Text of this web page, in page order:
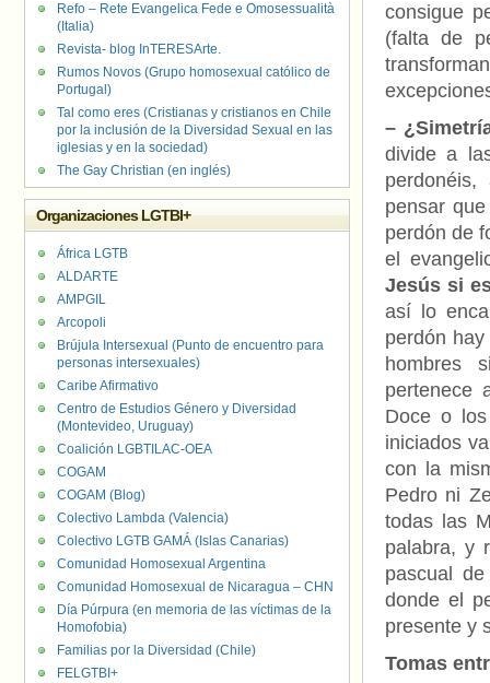
consigue
(falta de
–
divide a
pensar
perdón de
el
Jesús si
así lo
perdón
hombres
pertenece
Doce o
iniciados
con la
Pedro ni
todas las
palabra, y
pascual
donde el
presente y
Tomas
Refo – Rete Evangelica Fede e Omosessualità
(Italia)
Revista- blog InTERESArte.
Rumos Novos (Grupo homosexual católico de
Portugal)
Tal como eres (Cristianas y cristianos en Chile
por la inclusión de la Diversidad Sexual en las
iglesias y en la sociedad)
The Gay Christian (en inglés)
Organizaciones LGTBI+
África LGTB
ALDARTE
AMPGIL
Arcopoli
Brújula Intersexual (Punto de encuentro para
personas intersexuales)
Caribe Afirmativo
Centro de Estudios Género y Diversidad
(Montevideo, Uruguay)
Coalición LGBTILAC-OEA
COGAM
COGAM (Blog)
Colectivo Lambda (Valencia)
Colectivo LGTB GAMÁ (Islas Canarias)
Comunidad Homosexual Argentina
Comunidad Homosexual de Nicaragua – CHN
Día Púrpura (en memoria de las víctimas de la
Homofobia)
Familias por la Diversidad (Chile)
FELGTBI+